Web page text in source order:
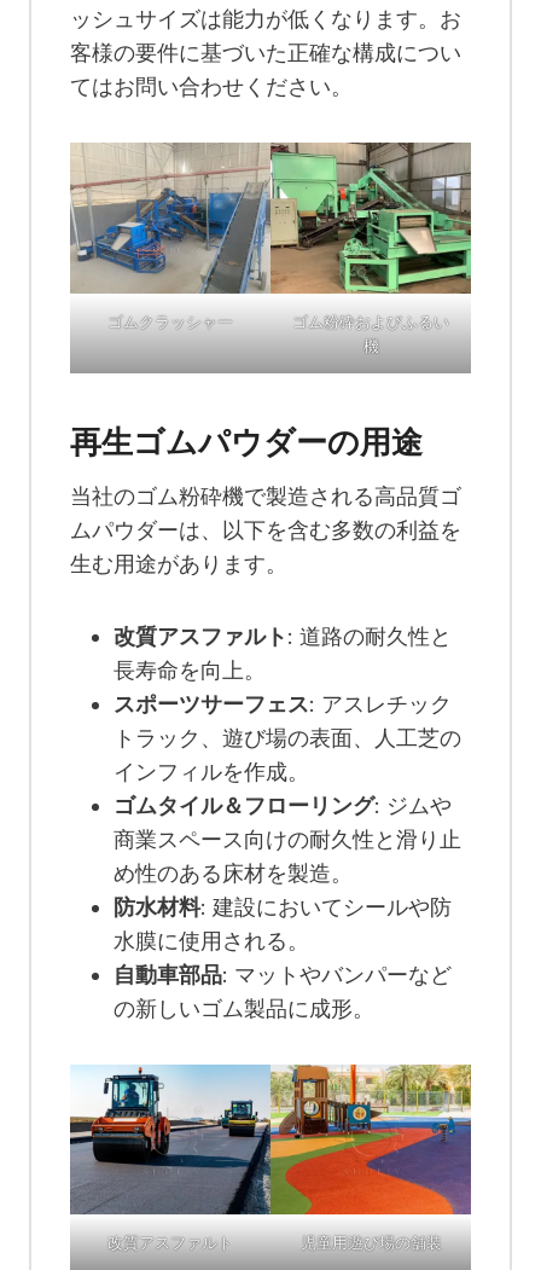
ッシュサイズは能力が低くなります。お
客様の要件に基づいた正確な構成につい
てはお問い合わせください。
ゴムクラッシャー
ゴム粉砕およびふるい
機
再生ゴムパウダーの用途
当社のゴム粉砕機で製造される高品質ゴ
ムパウダーは、以下を含む多数の利益を
生む用途があります。
改質アスファルト: 道路の耐久性と
長寿命を向上。
スポーツサーフェス: アスレチック
トラック、遊び場の表面、人工芝の
インフィルを作成。
ゴムタイル＆フローリング: ジムや
商業スペース向けの耐久性と滑り止
め性のある床材を製造。
防水材料: 建設においてシールや防
水膜に使用される。
自動車部品: マットやバンパーなど
の新しいゴム製品に成形。
改質アスファルト 児童用遊び場の舗装